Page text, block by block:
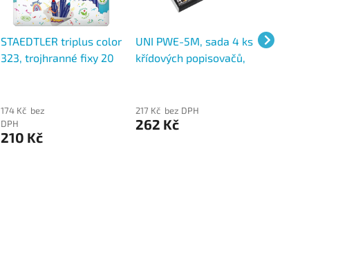
STAEDTLER triplus color
323, trojhranné fixy 20
174 Kč bez
DPH
210 Kč
UNI PWE-5M, sada 4 ks
křídových popisovačů,
217 Kč bez DPH
262 Kč
UNI PWE-5M,